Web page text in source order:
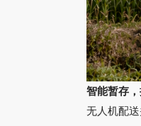
智能暂存
无人机配